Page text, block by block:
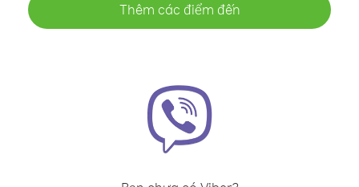
Thêm các điểm đến